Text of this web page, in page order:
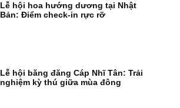
Lễ hội hoa hướng dương tại Nhật
Bản: Điểm check-in rực rỡ
Lễ hội băng đăng Cáp Nhĩ Tân: Trải
nghiệm kỳ thú giữa mùa đông